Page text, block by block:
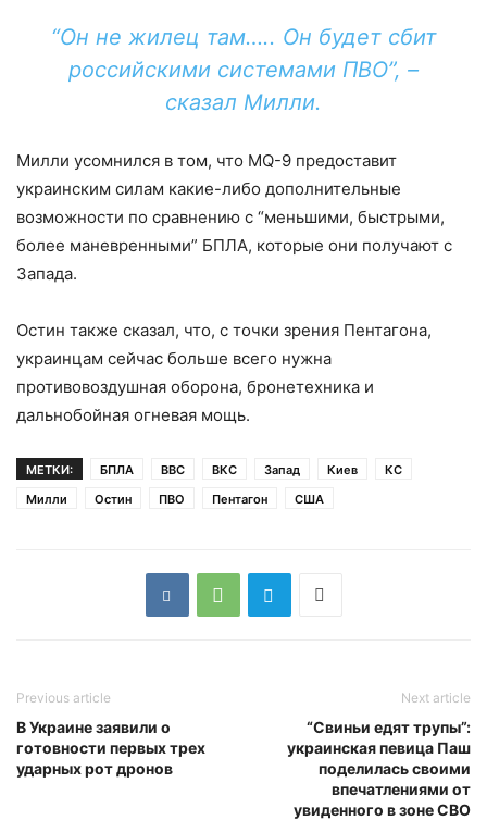
“Он не жилец там….. Он будет сбит
российскими системами ПВО”, –
сказал Милли.
Милли усомнился в том, что MQ-9 предоставит
украинским силам какие-либо дополнительные
возможности по сравнению с “меньшими, быстрыми,
более маневренными” БПЛА, которые они получают с
Запада.
Остин также сказал, что, с точки зрения Пентагона,
украинцам сейчас больше всего нужна
противовоздушная оборона, бронетехника и
дальнобойная огневая мощь.
МЕТКИ: БПЛА ВВС ВКС Запад Киев
КС
Милли
Остин ПВО Пентагон США
Previous article
В Украине заявили о
готовности первых трех
ударных рот дронов
Next article
“Свиньи едят трупы”:
украинская певица Паш
поделилась своими
впечатлениями от
увиденного в зоне СВО